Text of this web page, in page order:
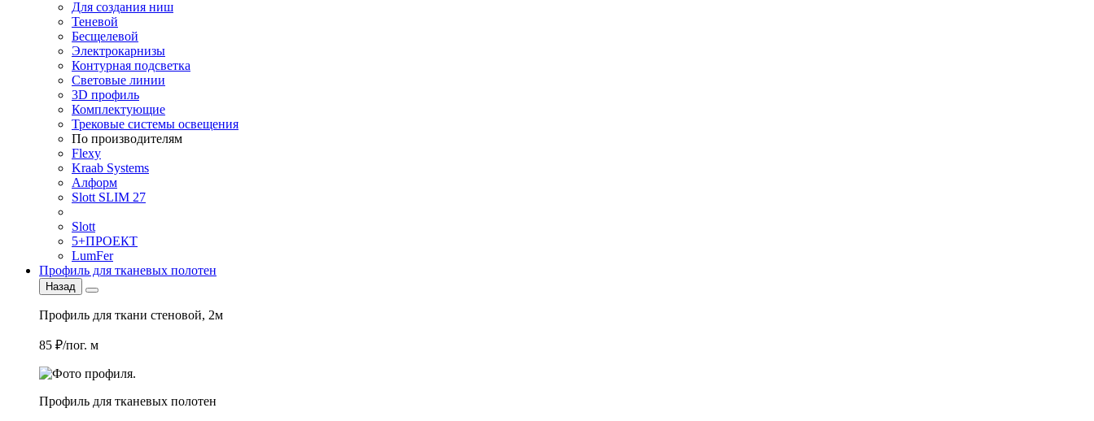
Для создания ниш
Теневой
Бесщелевой
Электрокарнизы
Контурная подсветка
Световые линии
3D профиль
Комплектующие
Трековые системы освещения
По производителям
Flexy
Kraab Systems
Алформ
Slott SLIM 27
Slott
5+ПРОЕКТ
LumFer
Профиль для тканевых полотен
Назад
Профиль для ткани стеновой, 2м
85 ₽/пог. м
Профиль для тканевых полотен